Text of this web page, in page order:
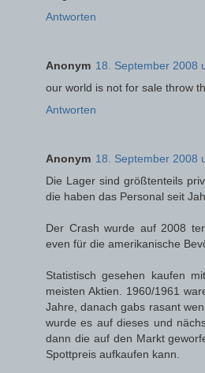
Antworten
Anonym 18. September 2008
our world is not for sale throw
Antworten
Anonym 18. September 2008
Die Lager sind größtenteils
die haben das Personal seit
Der Crash wurde auf 2008
even für die amerikanische
Statistisch gesehen kaufen
meisten Aktien. 1960/1961
Jahre, danach gabs rasant
wurde es auf dieses und
dann die auf den Markt
Spottpreis aufkaufen kann.